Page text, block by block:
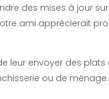
des mises à jour
ami apprécierait
leur envoyer des
ou de